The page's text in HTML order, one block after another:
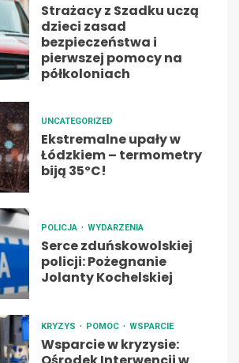
Strażacy z Szadku uczą
dzieci zasad
bezpieczeństwa i
pierwszej pomocy na
półkoloniach
UNCATEGORIZED
Ekstremalne upały w
Łódzkiem – termometry
biją 35ºC!
POLICJA WYDARZENIA
Serce zduńskowolskiej
policji: Pożegnanie
Jolanty Kochelskiej
KRYZYS POMOC WSPARCIE
Wsparcie w kryzysie: